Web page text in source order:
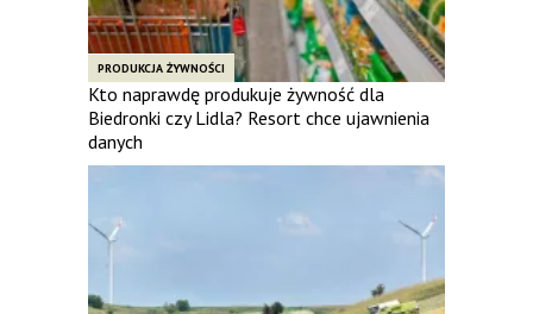
PRODUKCJA ŻYWNOŚCI
Kto naprawdę produkuje żywność dla
Biedronki czy Lidla? Resort chce ujawnienia
danych